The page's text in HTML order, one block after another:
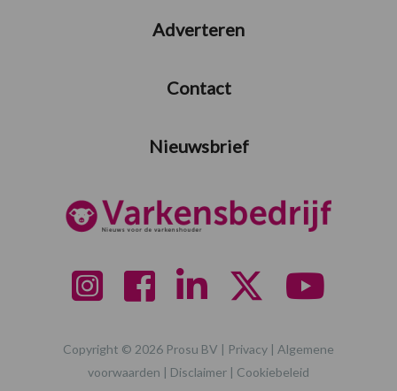
Adverteren
Contact
Nieuwsbrief
Copyright © 2026 Prosu BV | Privacy | Algemene
voorwaarden | Disclaimer | Cookiebeleid